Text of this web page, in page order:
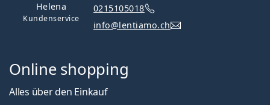
Helena
Kundenservice
0215105018
info@lentiamo.ch
Online shopping
Alles über den Einkauf